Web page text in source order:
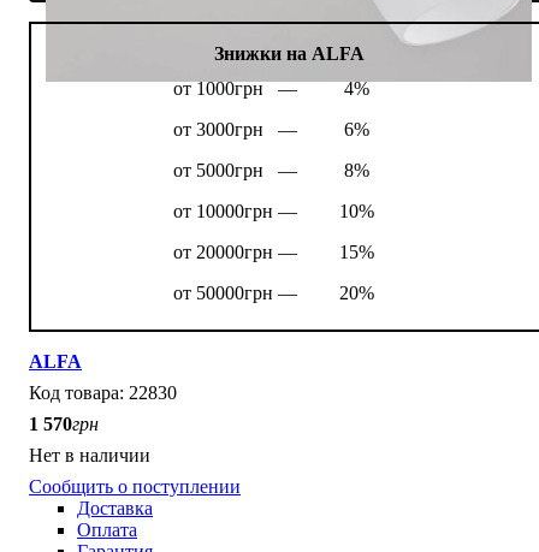
Знижки на ALFA
от 1000грн —
4%
от 3000грн —
6%
от 5000грн —
8%
от 10000грн —
10%
от 20000грн —
15%
от 50000грн —
20%
ALFA
22830
1 570грн
Нет в наличии
Сообщить о поступлении
Доставка
Оплата